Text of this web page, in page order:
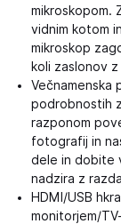
mikroskopom.
vidnim kotom
mikroskop
koli zaslonov
Večnamenska
podrobnostih z
razponom
fotografij in
dele in dobite
nadzira z
HDMI/USB
monitorjem/